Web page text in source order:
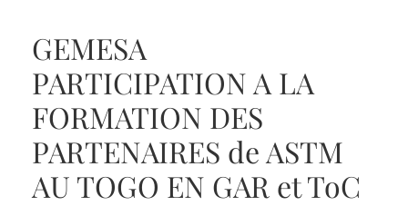
GEMESA
PARTICIPATION A LA
FORMATION DES
PARTENAIRES de ASTM
AU TOGO EN GAR et ToC